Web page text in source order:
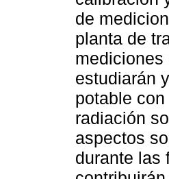
de
planta de
mediciones
estudiarán
potable
radiación
aspectos
durante las